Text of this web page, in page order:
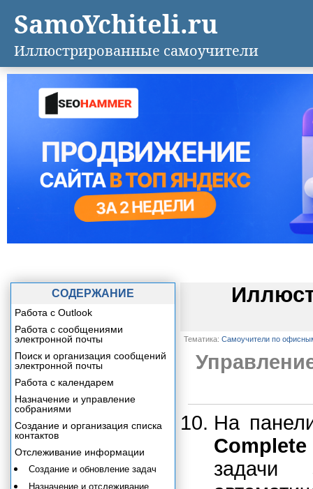
Тематика: Самоучители по
На
Complete
задачи
СОДЕРЖАНИЕ
Работа с Outlook
Работа с сообщениями
электронной почты
Поиск и организация сообщений
электронной почты
Работа с календарем
Назначение и управление
собраниями
Создание и организация списка
контактов
Отслеживание информации
Создание и обновление задач
Назначение и отслеживание
SamoYchiteli.ru
Иллюстрированные самоучители